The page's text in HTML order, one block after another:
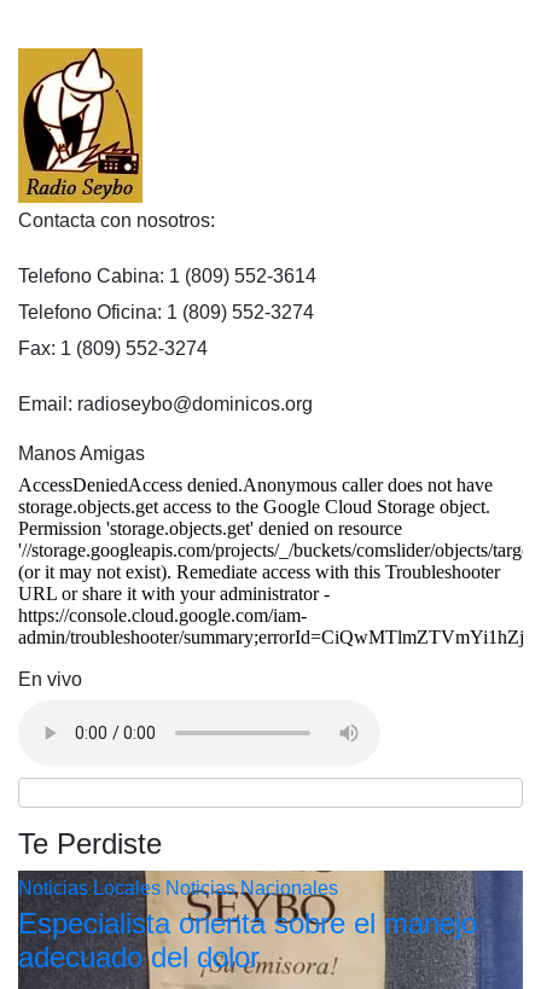
Contacta con nosotros:
Telefono Cabina: 1 (809) 552-3614
Telefono Oficina: 1 (809) 552-3274
Fax: 1 (809) 552-3274
Email: radioseybo@dominicos.org
Manos Amigas
En vivo
Te Perdiste
Noticias Locales Noticias Nacionales
Especialista orienta sobre el manejo
adecuado del dolor